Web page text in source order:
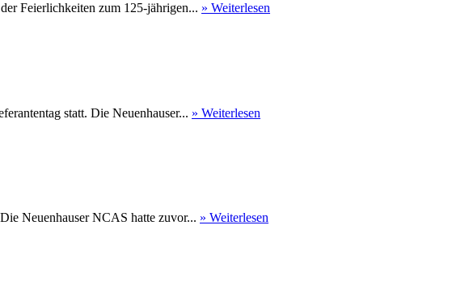
Feierlichkeiten zum 125-jährigen... » Weiterlesen
statt. Die Neuenhauser... » Weiterlesen
Neuenhauser NCAS hatte zuvor... » Weiterlesen